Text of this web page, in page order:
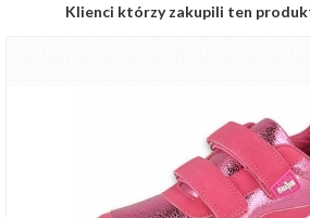
Klienci którzy zakupili ten